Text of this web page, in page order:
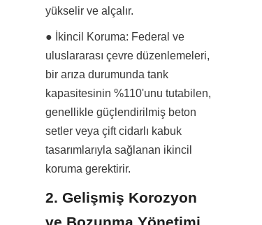
yükselir ve alçalır.
● İkincil Koruma: Federal ve
uluslararası çevre düzenlemeleri,
bir arıza durumunda tank
kapasitesinin %110'unu tutabilen,
genellikle güçlendirilmiş beton
setler veya çift cidarlı kabuk
tasarımlarıyla sağlanan ikincil
koruma gerektirir.
2. Gelişmiş Korozyon
ve Bozunma Yönetimi